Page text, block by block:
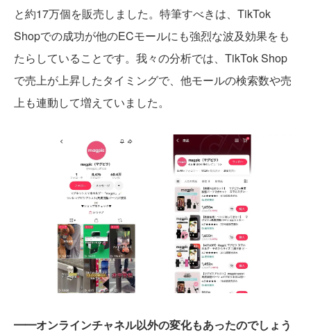
と約17万個を販売しました。特筆すべきは、TikTok
Shopでの成功が他のECモールにも強烈な波及効果をも
たらしていることです。我々の分析では、TikTok Shop
で売上が上昇したタイミングで、他モールの検索数や売
上も連動して増えていました。
━━オンラインチャネル以外の変化もあったのでしょう